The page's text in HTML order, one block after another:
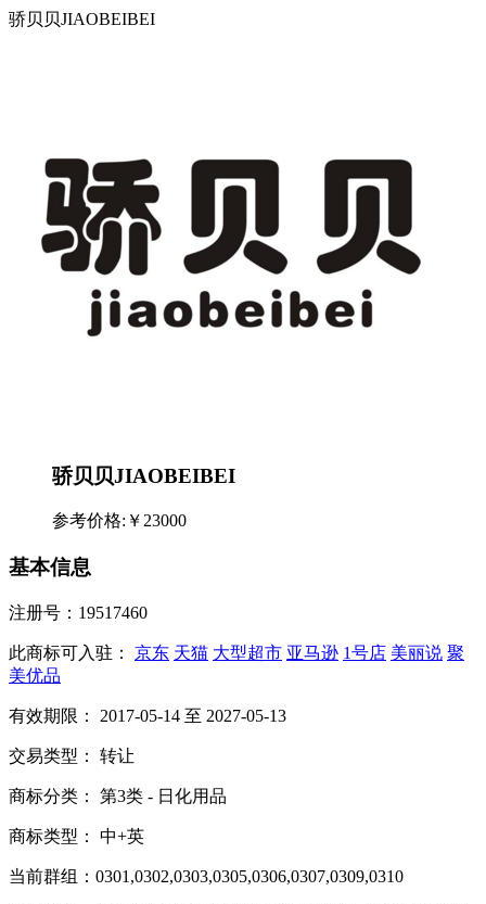
骄贝贝JIAOBEIBEI
骄贝贝JIAOBEIBEI
参考价格: ￥23000
基本信息
注册号：19517460
此商标可入驻： 京东 天猫 大型超市 亚马逊 1号店 美丽说 聚
美优品
有效期限： 2017-05-14 至 2027-05-13
交易类型： 转让
商标分类： 第3类 - 日化用品
商标类型： 中+英
当前群组：0301,0302,0303,0305,0306,0307,0309,0310